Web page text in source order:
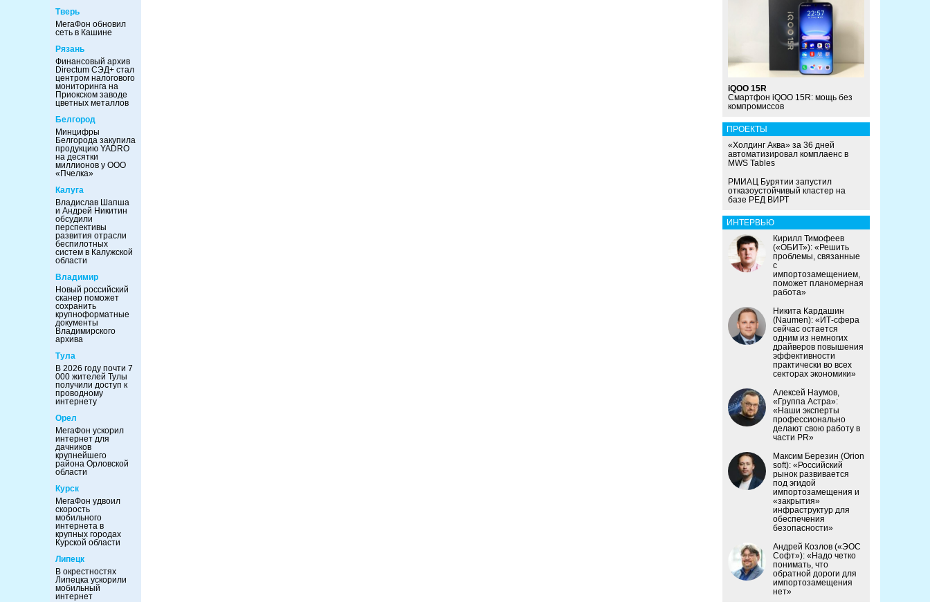
Тверь
МегаФон обновил
сеть в Кашине
Рязань
Финансовый архив
Directum СЭД+ стал
центром налогового
мониторинга на
Приокском заводе
цветных металлов
Белгород
Минцифры
Белгорода закупила
продукцию YADRO
на десятки
миллионов у ООО
«Пчелка»
Калуга
Владислав Шапша
и Андрей Никитин
обсудили
перспективы
развития отрасли
беспилотных
систем в Калужской
области
Владимир
Новый российский
сканер поможет
сохранить
крупноформатные
документы
Владимирского
архива
Тула
В 2026 году почти 7
000 жителей Тулы
получили доступ к
проводному
интернету
Орел
МегаФон ускорил
интернет для
дачников
крупнейшего
района Орловской
области
Курск
МегаФон удвоил
скорость
мобильного
интернета в
крупных городах
Курской области
Липецк
В окрестностях
Липецка ускорили
мобильный
интернет
iQOO 15R
Смартфон iQOO 15R: мощь без
компромиссов
ПРОЕКТЫ
«Холдинг Аква» за 36 дней
автоматизировал комплаенс в
MWS Tables
РМИАЦ Бурятии запустил
отказоустойчивый кластер на
базе РЕД ВИРТ
ИНТЕРВЬЮ
Кирилл Тимофеев
(«ОБИТ»): «Решить
проблемы, связанные
с
импортозамещением,
поможет планомерная
работа»
Никита Кардашин
(Naumen): «ИТ-сфера
сейчас остается
одним из немногих
драйверов повышения
эффективности
практически во всех
секторах экономики»
Алексей Наумов,
«Группа Астра»:
«Наши эксперты
профессионально
делают свою работу в
части PR»
Максим Березин (Orion
soft): «Российский
рынок развивается
под эгидой
импортозамещения и
«закрытия»
инфраструктур для
обеспечения
безопасности»
Андрей Козлов («ЭОС
Софт»): «Надо четко
понимать, что
обратной дороги для
импортозамещения
нет»